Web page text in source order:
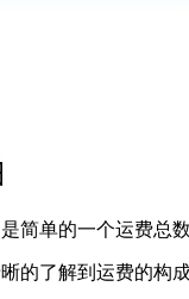
简单的一个运费总
的了解到运费的构